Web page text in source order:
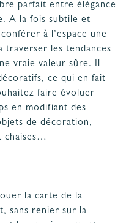
parfait entre élégance
A la fois subtile et
à l’espace une
traverser les tendances
vraie valeur sûre. Il
ce qui en fait
faire évoluer
en modifiant des
de décoration,
chaises…
la carte de la
sans renier sur la